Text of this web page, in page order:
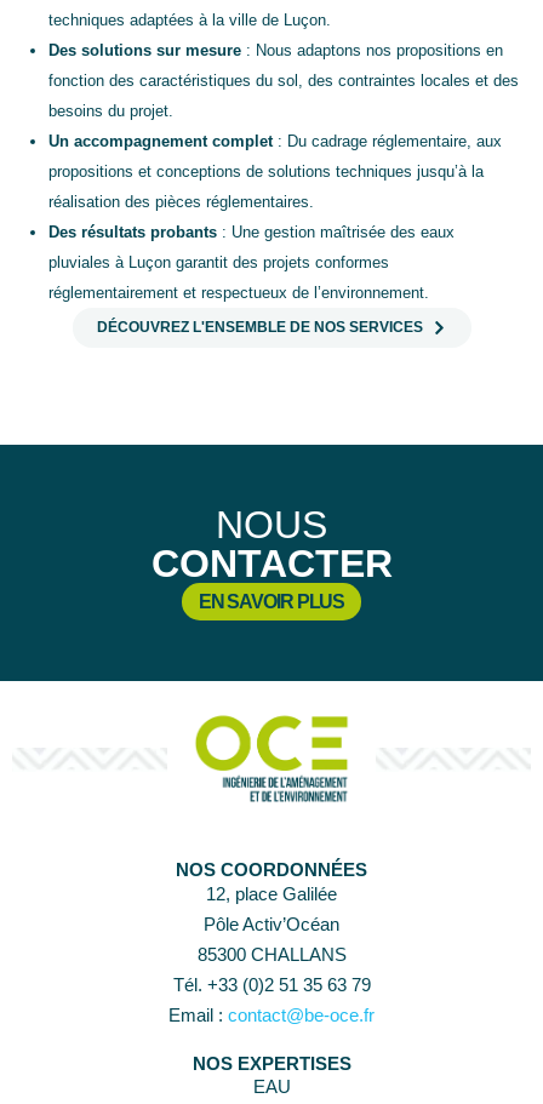
techniques adaptées à la ville de Luçon.
Des solutions sur mesure : Nous adaptons nos propositions en
fonction des caractéristiques du sol, des contraintes locales et des
besoins du projet.
Un accompagnement complet : Du cadrage réglementaire, aux
propositions et conceptions de solutions techniques jusqu’à la
réalisation des pièces réglementaires.
Des résultats probants : Une gestion maîtrisée des eaux
pluviales à Luçon garantit des projets conformes
réglementairement et respectueux de l’environnement.
DÉCOUVREZ L'ENSEMBLE DE NOS SERVICES
NOUS
CONTACTER
EN SAVOIR PLUS
NOS COORDONNÉES
12, place Galilée
Pôle Activ’Océan
85300 CHALLANS
Tél. +33 (0)2 51 35 63 79
Email : contact@be-oce.fr
NOS EXPERTISES
EAU